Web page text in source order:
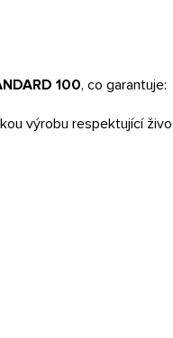
100, co garantuje:
výrobu respektující